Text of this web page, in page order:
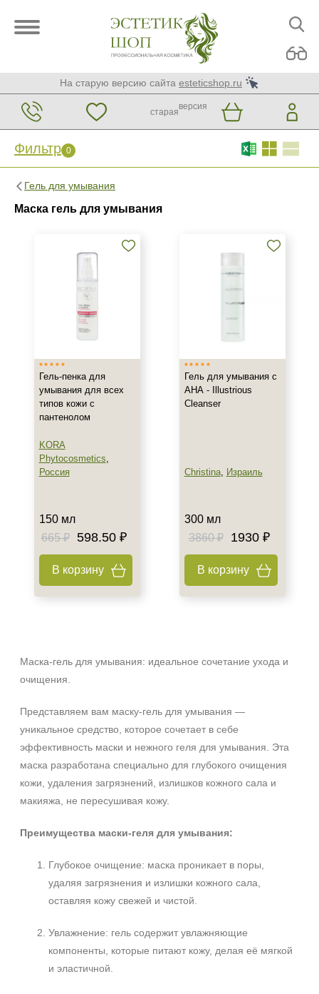
На старую версию сайта esteticshop.ru
старая
версия
Фильтр 0
Гель для умывания
Маска гель для умывания
Фильтр 0
Тип товара
Гель
Пенка
Класс косметики
Домашняя
Тип кожи
Жирная
Комбинированная
После 20
Восстановление
Обновление
Осветление
Показать еще
Гиперкератоз
Гиперпигментация
Показать еще
Гладкость
Обновление клеток
Гель-пенка для
умывания для всех
типов кожи с
пантенолом
KORA
Phytocosmetics,
Россия
150 мл
665 ₽
598.50 ₽
В корзину
Гель для умывания с
АНА - Illustrious
Cleanser
Christina, Израиль
300 мл
3860 ₽
1930 ₽
В корзину
Маска-гель для умывания: идеальное сочетание ухода и
очищения.
Представляем вам маску-гель для умывания —
уникальное средство, которое сочетает в себе
эффективность маски и нежного геля для умывания. Эта
маска разработана специально для глубокого очищения
кожи, удаления загрязнений, излишков кожного сала и
макияжа, не пересушивая кожу.
Преимущества маски-геля для умывания:
Глубокое очищение: маска проникает в поры,
удаляя загрязнения и излишки кожного сала,
оставляя кожу свежей и чистой.
Увлажнение: гель содержит увлажняющие
компоненты, которые питают кожу, делая её мягкой
и эластичной.